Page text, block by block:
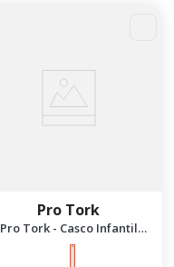
Pro Tork
Pro Tork - Casco Infantil
Liberty 4 L | Negro Mate